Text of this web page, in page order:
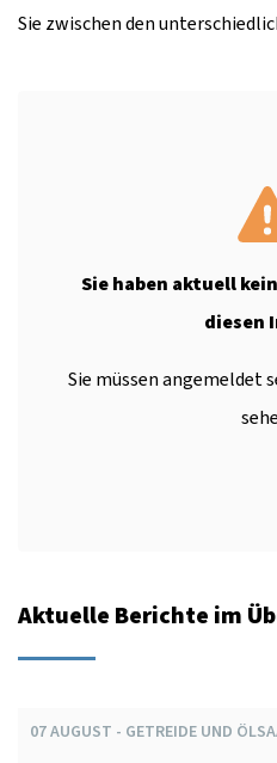
Sie zwischen den
Sie haben aktuell
diesen
Sie müssen angemeldet
Aktuelle Berichte im
07AUGUST - GETREIDE UND